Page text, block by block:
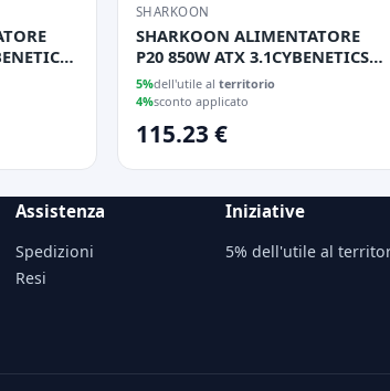
SHARKOON
SHARKOON ALIMENTATORE
P20 850W ATX 3.1CYBENETICS
GOLD
5%dell'utile al territorio
4%sconto applicato
115.23 €
Assistenza
Spedizioni
Resi
Iniziative
5% dell'utile al